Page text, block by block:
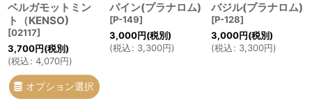
ベルガモットミン
ト（KENSO)
[02117]
3,700円(税別)
(税込: 4,070円)
オプション選択
パイン(プラナロム)
[P-149]
3,000円(税別)
(税込: 3,300円)
バジル(プラナロム)
[P-128]
3,000円(税別)
(税込: 3,300円)